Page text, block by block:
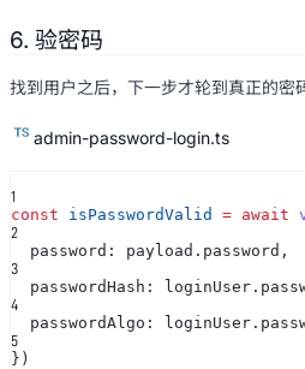
6. 验密码
找到用户之后，下一步才轮到真正的密
admin-password-login.ts
1
const isPasswordValid = await
2
password: payload.password,
3
passwordHash:
4
passwordAlgo:
5
})